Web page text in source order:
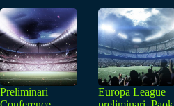
Preliminari
Europa League